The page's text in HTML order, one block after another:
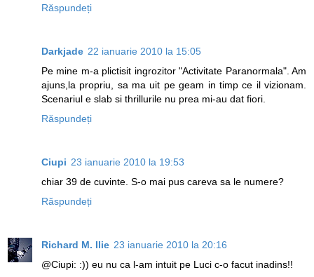
Răspundeți
Darkjade 22 ianuarie 2010 la 15:05
Pe mine m-a plictisit ingrozitor "Activitate Paranormala". Am
ajuns,la propriu, sa ma uit pe geam in timp ce il vizionam.
Scenariul e slab si thrillurile nu prea mi-au dat fiori.
Răspundeți
Ciupi 23 ianuarie 2010 la 19:53
chiar 39 de cuvinte. S-o mai pus careva sa le numere?
Răspundeți
Richard M. Ilie 23 ianuarie 2010 la 20:16
@Ciupi: :)) eu nu ca l-am intuit pe Luci c-o facut inadins!!